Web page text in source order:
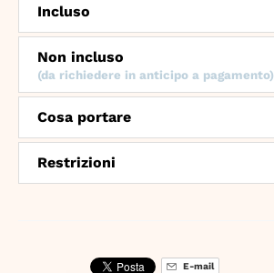
Incluso
Non incluso
(da richiedere in anticipo a pagamento)
Cosa portare
Restrizioni
E-mail